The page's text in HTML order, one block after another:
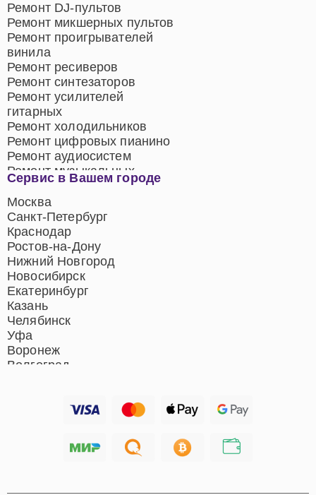
Сервис в Вашем городе
Москва
Санкт-Петербург
Краснодар
Ростов-на-Дону
Нижний Новгород
Новосибирск
Екатеринбург
Казань
Челябинск
Уфа
Воронеж
Волгоград
Хабаровск
Ремонт DJ-пультов
Ремонт микшерных пультов
Ремонт проигрывателей
винила
Ремонт ресиверов
Ремонт синтезаторов
Ремонт усилителей
гитарных
Ремонт холодильников
Ремонт цифровых пианино
Ремонт аудиосистем
Ремонт музыкальных
центров
Ремонт домашних
кинотеатров
Ремонт микрофонов
Ремонт акустических
систем